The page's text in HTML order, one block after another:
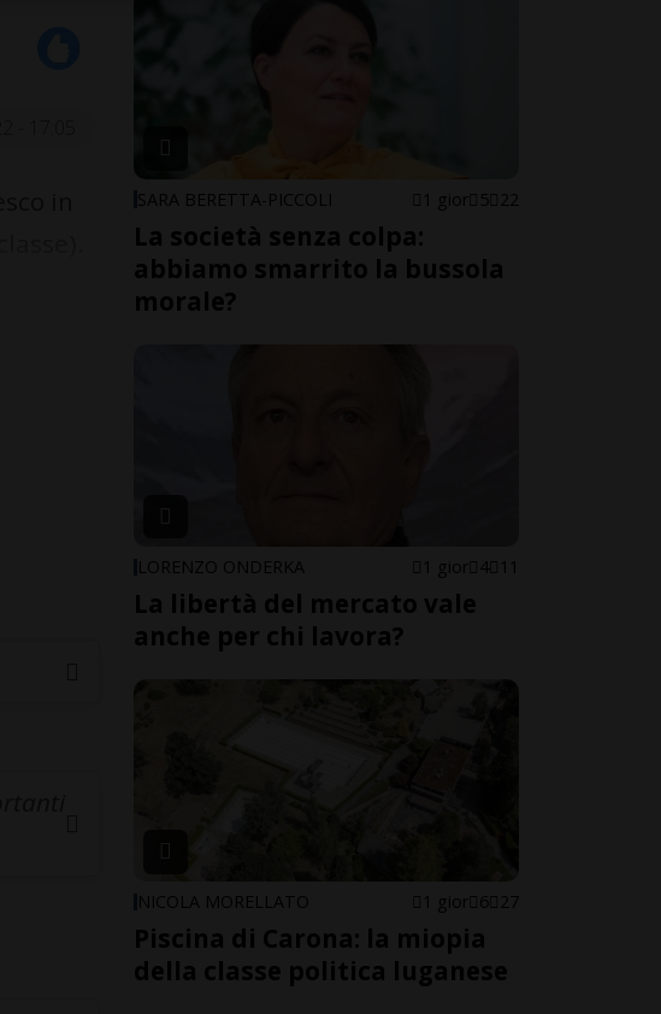
SARA BERETTA-PICCOLI 1 gior 5 22
La società senza colpa:
abbiamo smarrito la bussola
morale?
LORENZO ONDERKA 1 gior 4 11
La libertà del mercato vale
anche per chi lavora?
NICOLA MORELLATO 1 gior 6 27
Piscina di Carona: la miopia
della classe politica luganese